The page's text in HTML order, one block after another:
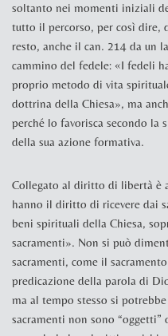
soltanto nei momenti iniziali
tutto il percorso, per così dire,
resto, anche il can. 214 da un
cammino del fedele: «I fedeli
proprio metodo di vita
dottrina della Chiesa», ma
perché lo favorisca secondo la
della sua azione formativa.
Collegato al diritto di libertà è
hanno il diritto di ricevere dai
beni spirituali della Chiesa,
sacramenti». Non si può
sacramenti, come il
predicazione della parola di
ma al tempo stesso si
sacramenti non sono “oggetti”